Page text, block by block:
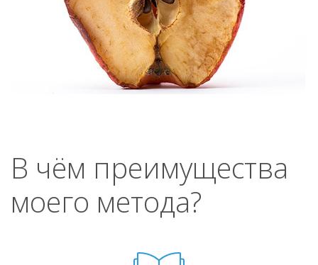
В чём преимущества
моего метода?